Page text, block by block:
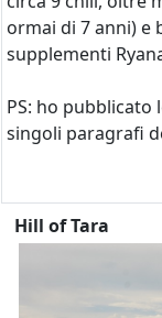
ormai di 7 anni) e
supplementi
PS: ho pubblicato
singoli paragrafi
Hill of Tara